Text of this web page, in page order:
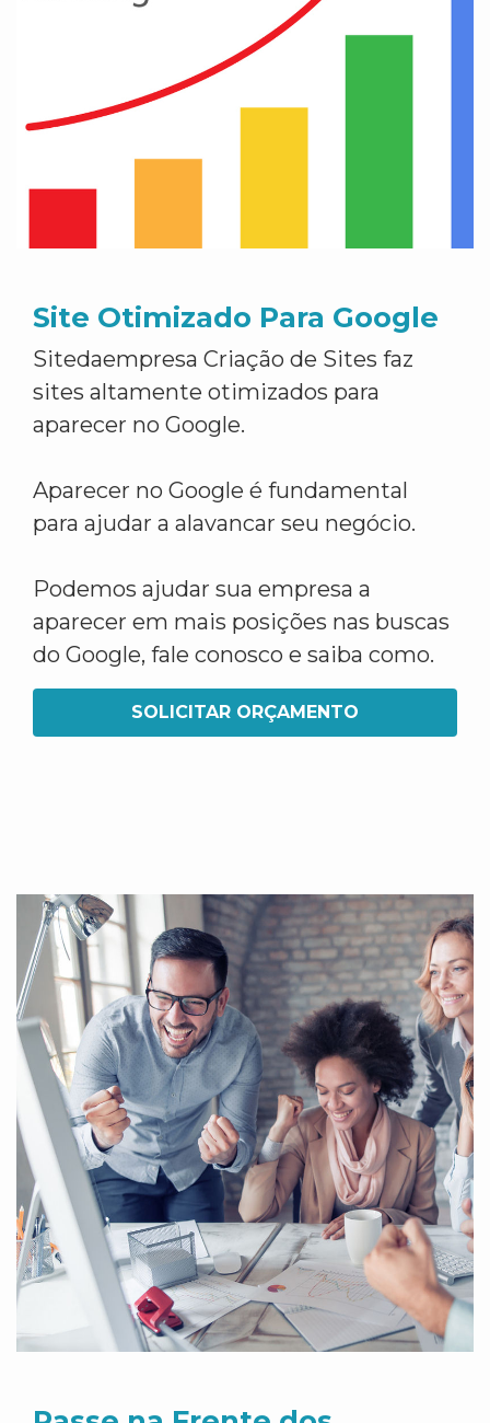
Site Otimizado Para Google
Sitedaempresa Criação de Sites faz
sites altamente otimizados para
aparecer no Google.
Aparecer no Google é fundamental
para ajudar a alavancar seu negócio.
Podemos ajudar sua empresa a
aparecer em mais posições nas buscas
do Google, fale conosco e saiba como.
SOLICITAR ORÇAMENTO